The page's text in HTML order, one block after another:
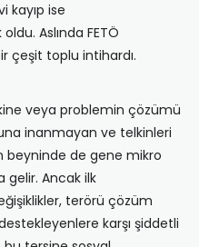
kayıp ise
Aslında FETÖ
çeşit toplu intihardı.
veya problemin çözümü
inanmayan ve telkinleri
beyninde de gene mikro
gelir. Ancak ilk
terörü çözüm
karşı şiddetli